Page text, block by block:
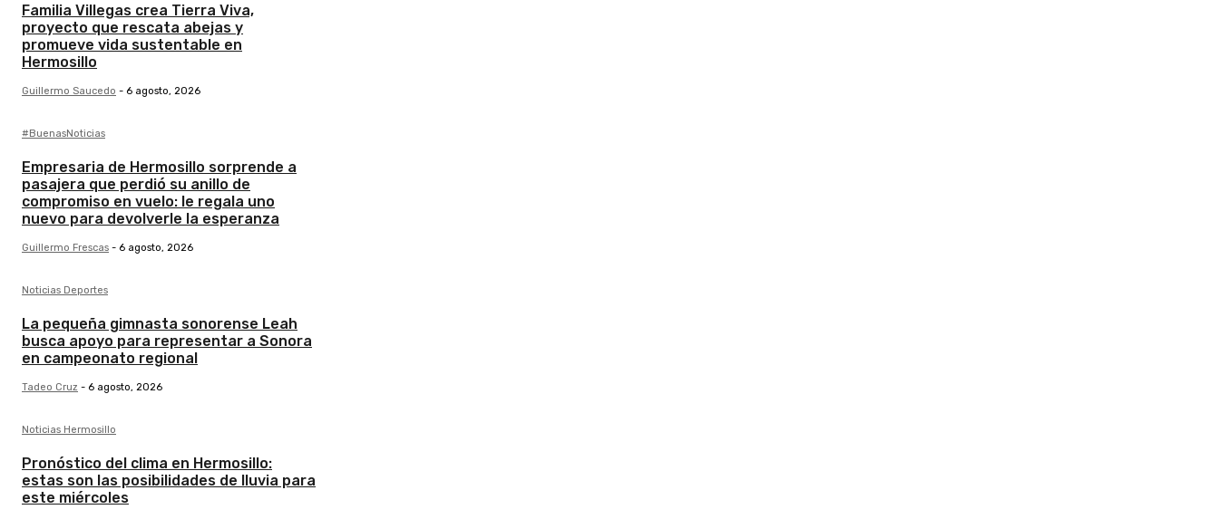
Familia Villegas crea Tierra Viva,
proyecto que rescata abejas y
promueve vida sustentable en
Hermosillo
Guillermo Saucedo - 6 agosto, 2026
#BuenasNoticias
Empresaria de Hermosillo sorprende a
pasajera que perdió su anillo de
compromiso en vuelo: le regala uno
nuevo para devolverle la esperanza
Guillermo Frescas - 6 agosto, 2026
Noticias Deportes
La pequeña gimnasta sonorense Leah
busca apoyo para representar a Sonora
en campeonato regional
Tadeo Cruz - 6 agosto, 2026
Noticias Hermosillo
Pronóstico del clima en Hermosillo:
estas son las posibilidades de lluvia para
este miércoles